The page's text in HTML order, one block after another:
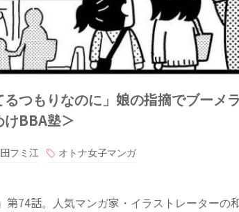
るつもりなのに」娘の指摘でブーメ
BBA塾＞
フミ江
オトナ女子マンガ
第74話。人気マンガ家・イラストレーター